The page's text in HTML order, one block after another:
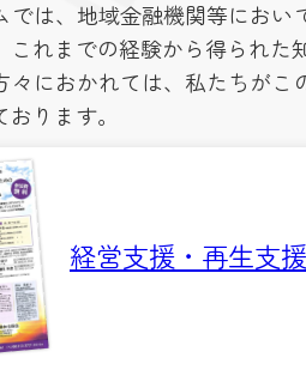
では、地域金融機関等にお
れまでの経験から得られた
々におかれては、私たちが
ります。
経営支援・再生支